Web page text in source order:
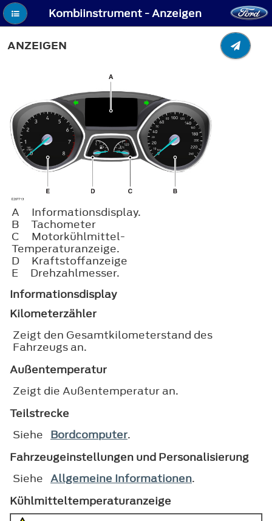
Kombiinstrument - Anzeigen
ANZEIGEN
A
Informationsdisplay.
B
Tachometer
C
Motorkühlmittel-
Temperaturanzeige.
D
Kraftstoffanzeige
E
Drehzahlmesser.
Informationsdisplay
Kilometerzähler
Zeigt den Gesamtkilometerstand des
Fahrzeugs an.
Außentemperatur
Zeigt die Außentemperatur an.
Teilstrecke
Siehe Bordcomputer.
Fahrzeugeinstellungen und Personalisierung
Siehe Allgemeine Informationen.
Kühlmitteltemperaturanzeige